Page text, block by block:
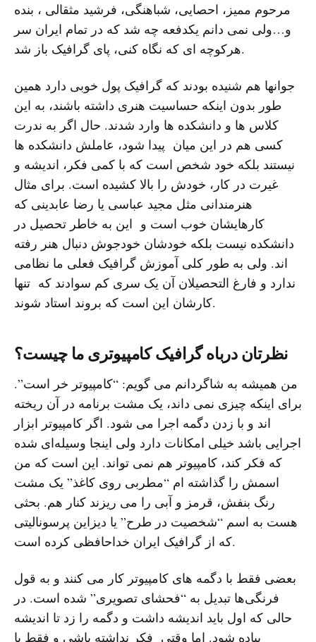
مرحوم ممیز، احصایی، شباهنگی، فرشید مثقالی ، بنده
و…ولی نمی دانم یکدفعه چه شد که در تمام ایران سر
هرکوچه ای که نگاه کنی، پای گرافیک باز شد.
جوانها هم شنیده بودند که گرافیک پول خوبی دارد همین
طور بدون اینکه حساسیت هنری داشته باشند، به این
کلاس ها و دانشکده ها وارد شدند. حال اگر به ندرت
کسی هم در این میان پیدا شود، عاملش دانشکده ها
نیستند بلکه خود شخص است که با کمی فکر، اندیشه و
غیرت در کار، خودش را بالا کشیده است. برای مثال
هنرمندانی مثل مجید عباسی یا رضا عابدینی که
کارهایشان خوب است و این به خاطر تحصیل در
دانشکده نیست بلکه خودشان خودجوش دنبال هنر رفته
اند. ولی به طور کلی آموزش گرافیک فعلی ما نظامی
ندارد و فارغ التحصیلان آن یک سری کم سوادند که تنها
کارشان این است که بروند استاد شوند.
نظرتان درباه گرافیک کامپیوتری ما چیست؟
من همیشه به شاگردانم می گویم: “کامپیوتر خر است”.
برای اینکه چیزی نمی داند، یک مشت برنامه در آن ریخته
اند و با زدن دگمه اجرا می شود. اگر کامپیوتر ابزار
اجرایی باشد خیلی امکانات دارد ولی اینجا وسیله‌ای شده
که فکر کند، کامپیوتر هم نمی تواند. این است که من
اسمش را گذاشته ام “مطربی روی کاغذ” یک مشت
رنگ بنفش، قرمز و آبی را می ریزند کنار هم. بحثی
هست به اسم “شخصیت در طرح” یا دیزاین پرسونالیتی
که از گرافیک ایران خداحافظی کرده است.
بعضی فقط با دگمه های کامپیوتر کار می کنند و به قول
فرنگی‌ها تبدیل به “فحشای تصویری” شده است. در
حالی که اول باید اندیشه داشت و دگمه را زد تا اندیشه
پیاده شود. اما وقتی فکر نداشته باشی و فقط با